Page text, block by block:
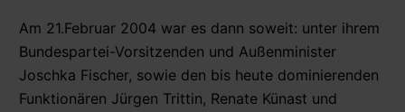
Am 21.Februar 2004 war es dann soweit: unter ihrem
Bundespartei-Vorsitzenden und Außenminister
Joschka Fischer, sowie den bis heute dominierenden
Funktionären Jürgen Trittin, Renate Künast und